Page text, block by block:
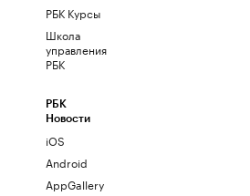
РБК Курсы
Школа
управления
РБК
РБК
Новости
iOS
Android
AppGallery